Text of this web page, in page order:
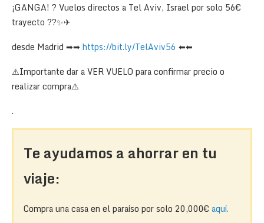
¡GANGA! ? Vuelos directos a Tel Aviv, Israel por solo 56€
trayecto ??✨✈
desde Madrid ➡➡https://bit.ly/TelAviv56 ⬅⬅
⚠️Importante dar a VER VUELO para confirmar precio o
realizar compra⚠️
.
Te ayudamos a ahorrar en tu
viaje:
Compra una casa en el paraíso por solo 20,000€ aquí.